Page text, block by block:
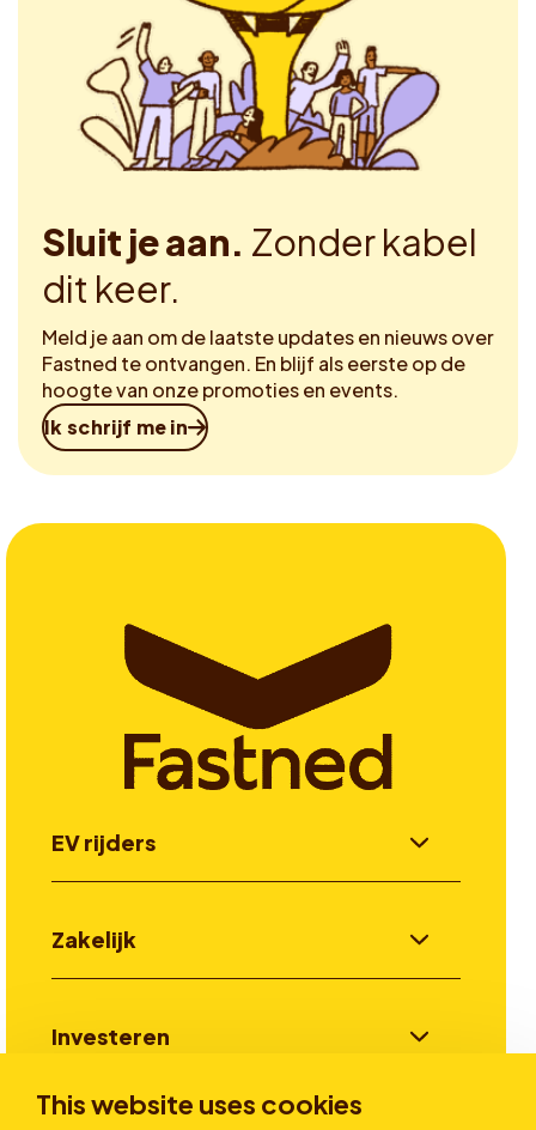
This website uses cookies
Sluit je aan. Zonder kabel
dit keer.
Meld je aan om de laatste updates en nieuws over
Fastned te ontvangen. En blijf als eerste op de
hoogte van onze promoties en events.
Ik schrijf me in
EV rijders
Zakelijk
Investeren